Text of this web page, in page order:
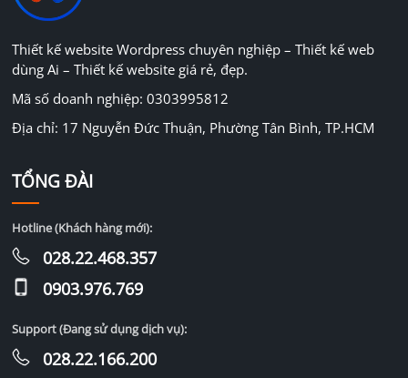
Thiết kế website Wordpress chuyên nghiệp – Thiết kế web
dùng Ai – Thiết kế website giá rẻ, đẹp.
Mã số doanh nghiệp: 0303995812
Địa chỉ: 17 Nguyễn Đức Thuận, Phường Tân Bình, TP.HCM
TỔNG ĐÀI
Hotline (Khách hàng mới):
028.22.468.357
0903.976.769
Support (Đang sử dụng dịch vụ):
028.22.166.200